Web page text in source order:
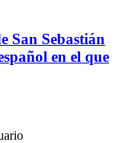
San Sebastián
en el que